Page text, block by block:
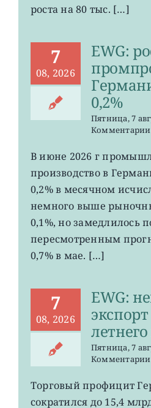
роста на 80 тыс. […]
7
08, 2026
EWG:
0,2%
Пятница, 7
Комментарии
В июне 2026 г
производство в
0,2% в месячном
немного выше
0,1%, но замедлилось
пересмотренным
0,7% в мае. […]
7
08, 2026
EWG:
Пятница, 7
Комментарии
Торговый профицит
сократился до 15,4